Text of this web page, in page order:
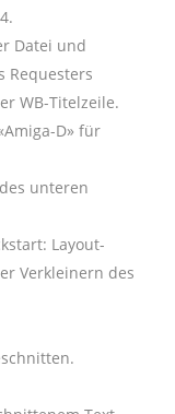
Datei und
Requesters
WB-Titelzeile.
D» für
unteren
Layout-
Verkleinern des